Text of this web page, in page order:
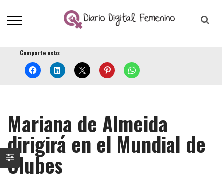
Comparte esto:
Mariana de Almeida
dirigirá en el Mundial de
Clubes